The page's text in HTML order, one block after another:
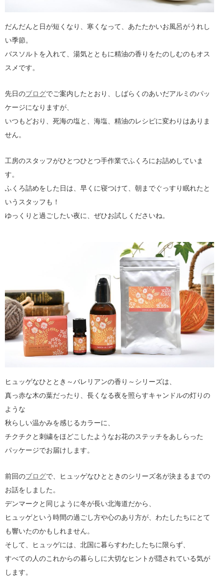
だんだんと日が短くなり、寒くなって、あたたかいお風呂がうれし
い季節。
バスソルトを入れて、湯気とともに精油の香りをたのしむのもオス
スメです。
先日のブログでご案内したとおり、しばらくのあいだアルミのパッ
ケージになりますが、
いつもどおり、死海の塩と、海塩、精油のレシピに変わりはありま
せん。
工房のスタッフがひとつひとつ手作業でふくろにお詰めしていま
す。
ふくろ詰めをした日は、早くに寝つけて、朝までぐっすり眠れたと
いうスタッフも！
ゆっくりと過ごしたい夜に、ぜひお試しくださいね。
ヒュッゲなひととき～バレリアンの香り～シリーズは、
真っ赤な木の葉だったり、長くなる夜を照らすキャンドルの灯りの
ような
秋らしい温かみを感じるカラーに、
チクチクと刺繍をほどこしたようなお花のステッチをあしらった
パッケージでお届けします。
前回のブログで、ヒュッゲなひとときのシリーズ名が決まるまでの
お話をしました。
デンマークと同じように冬が長い北海道だから、
ヒュッゲという時間の過ごし方や心のあり方が、わたしたちにとて
も響いたのかもしれません。
そして、ヒュッゲには、北国に暮らすわたしたちに限らず、
すべての人のこれからの暮らしに大切なヒントが隠されている気が
します。